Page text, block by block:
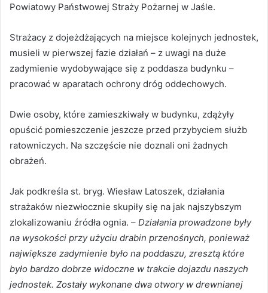
Powiatowy Państwowej Straży Pożarnej w Jaśle.
Strażacy z dojeżdżających na miejsce kolejnych jednostek,
musieli w pierwszej fazie działań – z uwagi na duże
zadymienie wydobywające się z poddasza budynku –
pracować w aparatach ochrony dróg oddechowych.
Dwie osoby, które zamieszkiwały w budynku, zdążyły
opuścić pomieszczenie jeszcze przed przybyciem służb
ratowniczych. Na szczęście nie doznali oni żadnych
obrażeń.
Jak podkreśla st. bryg. Wiesław Latoszek, działania
strażaków niezwłocznie skupiły się na jak najszybszym
zlokalizowaniu źródła ognia. – Działania prowadzone były
na wysokości przy użyciu drabin przenośnych, ponieważ
największe zadymienie było na poddaszu, zresztą które
było bardzo dobrze widoczne w trakcie dojazdu naszych
jednostek. Zostały wykonane dwa otwory w drewnianej